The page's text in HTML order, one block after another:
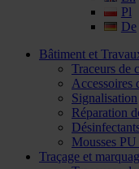
Pl
De
Bâtiment et
Traceurs de
Accessoires
Signalisation
Réparation
Mousses
Traçage et